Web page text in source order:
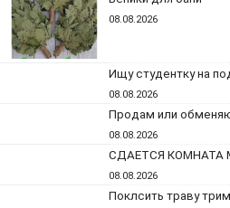
08.08.2026
Ищу студентку на
08.08.2026
Продам или
08.08.2026
СДАЕТСЯ КОМНАТА
08.08.2026
Поклсить траву